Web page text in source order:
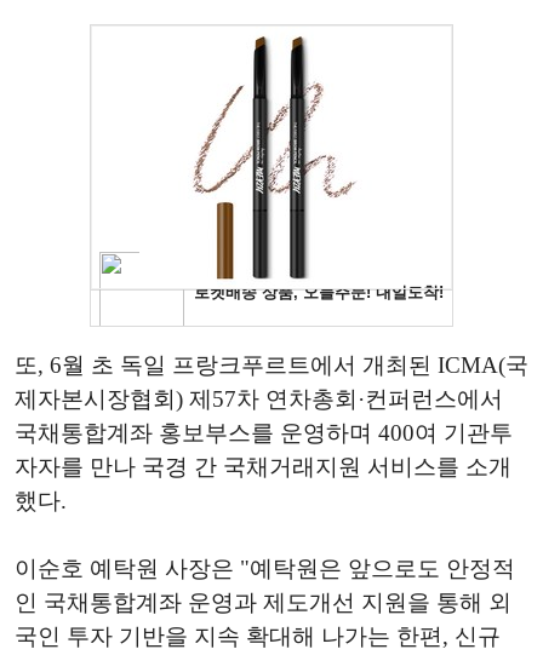
또, 6월 초 독일 프랑크푸르트에서 개최된 ICMA(국
제자본시장협회) 제57차 연차총회·컨퍼런스에서
국채통합계좌 홍보부스를 운영하며 400여 기관투
자자를 만나 국경 간 국채거래지원 서비스를 소개
했다.
이순호 예탁원 사장은 "예탁원은 앞으로도 안정적
인 국채통합계좌 운영과 제도개선 지원을 통해 외
국인 투자 기반을 지속 확대해 나가는 한편, 신규